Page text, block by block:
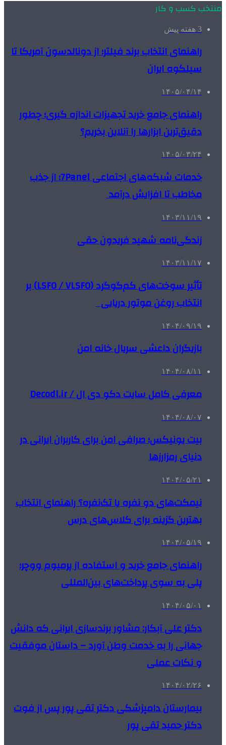
منتخب کسب و کار
3 هفته پیش
راهنمای انتخاب برند فیلتر؛ از دونالدسون آمریکا تا
سیلکوه ایران
۱۴۰۵/۰۴/۱۴
راهنمای جامع خرید تجهیزات اندازه گیری؛ چطور
دقیق‌ترین ابزارها را آنلاین بخریم؟
۱۴۰۵/۰۳/۲۴
خدمات شبکه‌های اجتماعی 7Panel؛ از جذب
مخاطب تا افزایش درآمد
۱۴۰۳/۱۱/۱۹
زندگی‌نامه شهید فریدون حقی
۱۴۰۳/۱۱/۱۷
تأثیر سوخت‌های کم‌گوگرد (LSFO / VLSFO) بر
انتخاب روغن موتور دریایی
۱۴۰۴/۰۹/۱۹
بازیگران داعشی سریال خانه امن
۱۴۰۴/۰۸/۱۱
معرفی کامل سایت دکو دی ال / Decodl.ir
۱۴۰۴/۰۸/۰۷
بیت یونیکس؛ صرافی امن برای کاربران ایرانی در
دنیای رمزارزها
۱۴۰۴/۰۵/۲۱
نیمکت‌های دو نفره یا تک‌نفره؟ راهنمای انتخاب
بهترین گزینه برای کلاس‌های درس
۱۴۰۴/۰۵/۱۹
راهنمای جامع خرید و استفاده از پرمیوم ووچر؛
پلی به سوی پرداخت‌های بین‌المللی
۱۴۰۴/۰۵/۰۱
دکتر علی آبکار: مشاور برندسازی ایرانی که دانش
جهانی را به خدمت وطن آورد – داستان موفقیت
و نکات عملی
۱۴۰۴/۰۲/۲۶
بیمارستان دامپزشکی دکتر تقی پور پس از فوت
دکتر حمید تقی پور